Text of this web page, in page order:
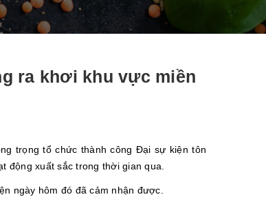
ra khơi khu vực miền
trọng tổ chức thành công Đại sự kiện tôn
động xuất sắc trong thời gian qua.
ngày hôm đó đã cảm nhận được.